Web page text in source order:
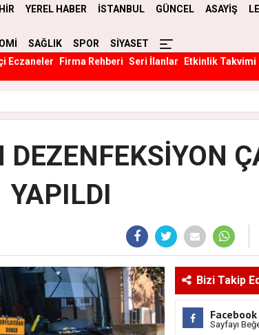
YEREL HABER İSTANBUL GÜNCEL ASAYİŞ
SAĞLIK SPOR
SİYASET
Eczaneler Firma Rehberi Seri İlanlar
Etkinlik Takvimi
DEZENFEKSİYON
YAPILDI
Bizi Takip
Facebook
Sayfayı